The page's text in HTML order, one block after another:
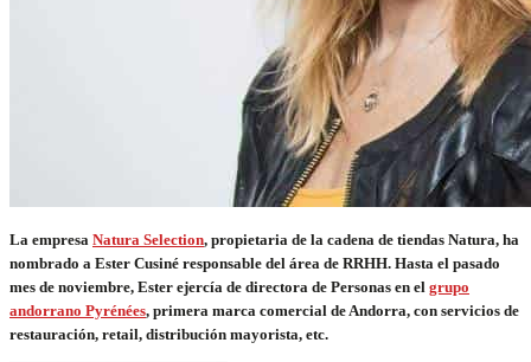
La empresa Natura Selection, propietaria de la cadena de tiendas Natura, ha
nombrado a Ester Cusiné responsable del área de RRHH. Hasta el pasado
mes de noviembre, Ester ejercía de directora de Personas en el grupo
andorrano Pyrénées, primera marca comercial de Andorra, con servicios de
restauración, retail, distribución mayorista, etc.